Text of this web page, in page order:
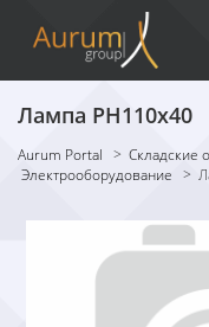
Лампа РН110х40
Aurum Portal > Складские
Электрооборудование >